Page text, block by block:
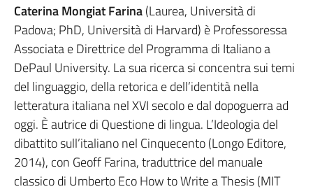
Caterina Mongiat Farina(Laurea, Università di
Padova; PhD, Università di Harvard) è Professoressa
Associata e Direttrice del Programma di Italiano a
DePaul University. La sua ricerca si concentra sui temi
del linguaggio, della retorica e dell’identità nella
letteratura italiana nel XVI secolo e dal dopoguerra ad
oggi. È autrice di Questione di lingua. L’Ideologia del
dibattito sull’italiano nel Cinquecento (Longo Editore,
2014), con Geoff Farina, traduttrice del manuale
classico di Umberto Eco How to Write a Thesis (MIT